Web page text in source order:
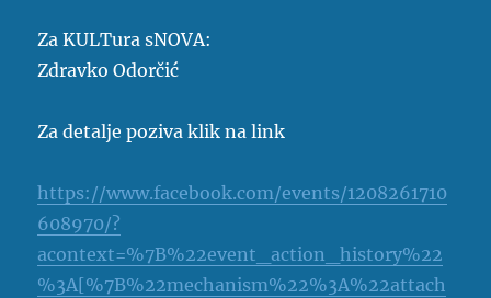
Za KULTura sNOVA:
Zdravko Odorčić
Za detalje poziva klik na link
https://www.facebook.com/events/1208261710
608970/?
acontext=%7B%22event_action_history%22
%3A[%7B%22mechanism%22%3A%22attach